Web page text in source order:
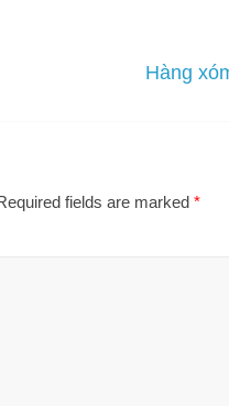
Hàng
fields are marked *